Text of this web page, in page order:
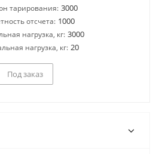
тарирования: 3000
отсчета: 1000
нагрузка, кг: 3000
нагрузка, кг: 20
Под заказ